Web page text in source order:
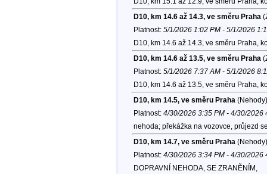
D10, km 14.6 až 14.3, ve směru Praha
Platnost: 5/1/2026 1:02 PM - 5/1/2026
D10, km 14.6 až 14.3, ve směru Praha,
D10, km 14.6 až 13.5, ve směru Praha
Platnost: 5/1/2026 7:37 AM - 5/1/2026
D10, km 14.6 až 13.5, ve směru Praha,
D10, km 14.5, ve směru Praha (Nehody)
Platnost: 4/30/2026 3:35 PM - 4/30/2026
nehoda; překážka na vozovce, průjezd
D10, km 14.7, ve směru Praha (Nehody)
Platnost: 4/30/2026 3:34 PM - 4/30/2026
DOPRAVNÍ NEHODA, SE ZRANĚNÍM,